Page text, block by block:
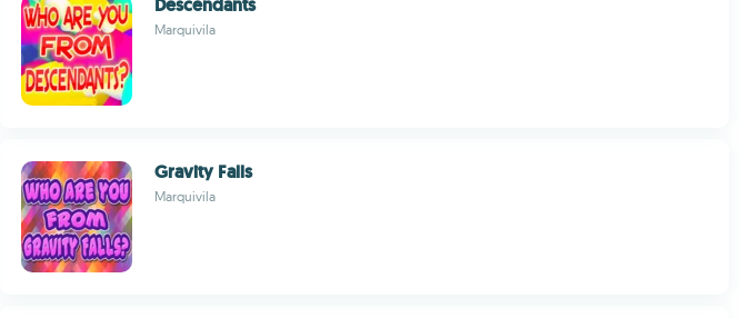
Descendants
Marquivila
Gravity Falls
Marquivila